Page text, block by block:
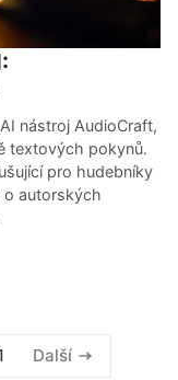
nástroj AudioCraft,
textových pokynů.
pro hudebníky
o autorských
Další